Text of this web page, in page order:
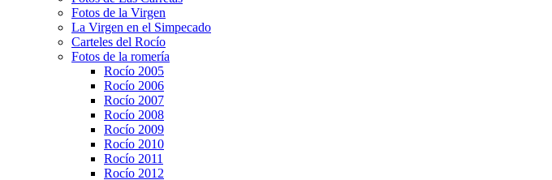
Fotos de la Virgen
La Virgen en el Simpecado
Carteles del Rocío
Fotos de la romería
Rocío 2005
Rocío 2006
Rocío 2007
Rocío 2008
Rocío 2009
Rocío 2010
Rocío 2011
Rocío 2012